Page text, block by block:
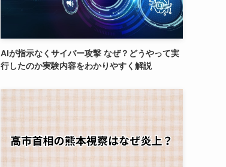
AIが指示なくサイバー攻撃 なぜ？どうやって実
行したのか実験内容をわかりやすく解説